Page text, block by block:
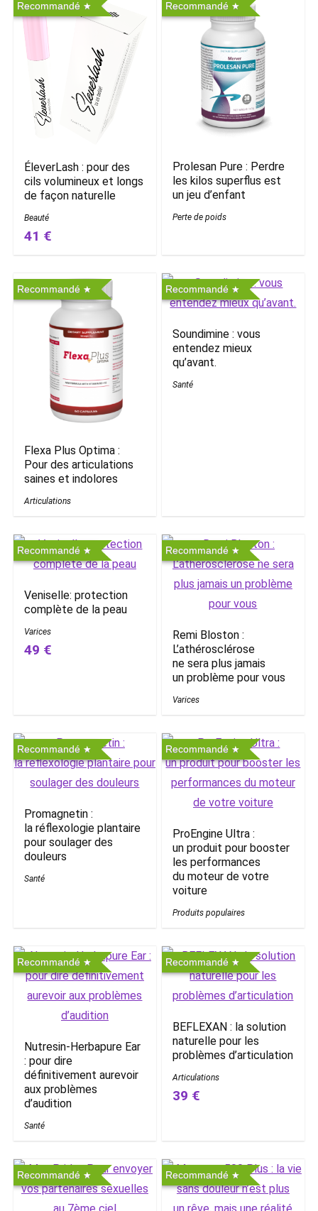
Recommandé
ÉleverLash : pour des
cils volumineux et longs
de façon naturelle
Beauté
41 €
Recommandé
Prolesan Pure : Perdre
les kilos superflus est
un jeu d’enfant
Perte de poids
Recommandé
Flexa Plus Optima :
Pour des articulations
saines et indolores
Articulations
Recommandé
Soundimine : vous
entendez mieux
qu’avant.
Santé
Recommandé
Veniselle: protection
complète de la peau
Varices
49 €
Recommandé
Remi Bloston :
L’athérosclérose
ne sera plus jamais
un problème pour vous
Varices
Recommandé
Promagnetin :
la réflexologie plantaire
pour soulager des
douleurs
Santé
Recommandé
ProEngine Ultra :
un produit pour booster
les performances
du moteur de votre
voiture
Produits populaires
Recommandé
Nutresin-Herbapure Ear
: pour dire
définitivement aurevoir
aux problèmes
d’audition
Santé
Recommandé
BEFLEXAN : la solution
naturelle pour les
problèmes d’articulation
Articulations
39 €
Recommandé Recommandé